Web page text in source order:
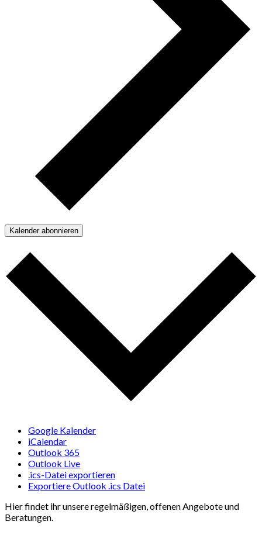
Kalender abonnieren
Google Kalender
iCalendar
Outlook 365
Outlook Live
.ics-Datei exportieren
Exportiere Outlook .ics Datei
Hier findet ihr unsere regelmäßigen, offenen Angebote und
Beratungen.